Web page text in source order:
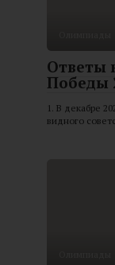
Ответы
Победы
1. В декабре
видного